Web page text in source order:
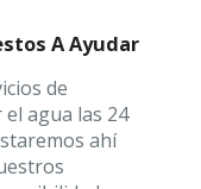
A Ayudar
de
agua las 24
ahí